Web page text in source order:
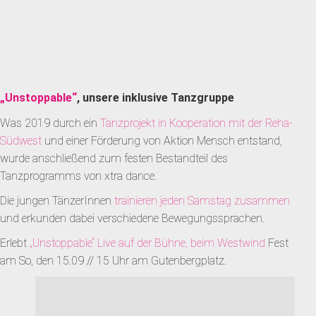
„Unstoppable“, unsere inklusive Tanzgruppe
Was 2019 durch ein Tanzprojekt in Kooperation mit der Reha-
Südwest und einer Förderung von Aktion Mensch entstand,
wurde anschließend zum festen Bestandteil des
Tanzprogramms von xtra dance.
Die jungen TänzerInnen trainieren jeden Samstag zusammen
und erkunden dabei verschiedene Bewegungssprachen.
Erlebt „Unstoppable“ Live auf der Bühne, beim Westwind Fest
am So, den 15.09 // 15 Uhr am Gutenbergplatz.